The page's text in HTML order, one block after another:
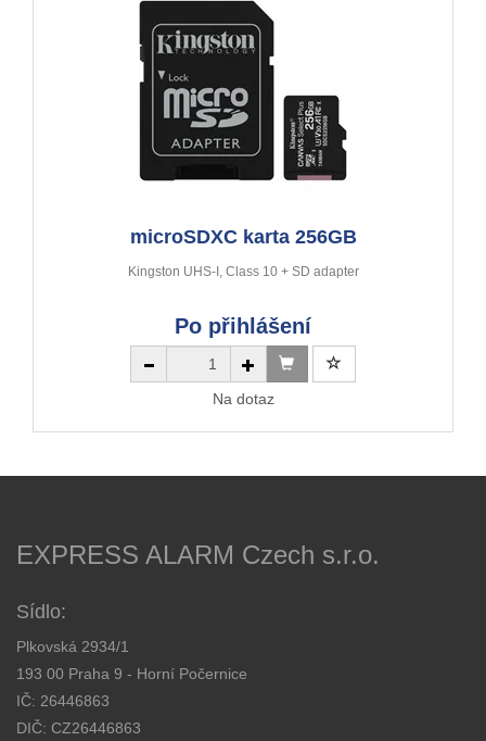
microSDXC karta 256GB
Kingston UHS-I, Class 10 + SD adapter
Po přihlášení
Na dotaz
EXPRESS ALARM Czech s.r.o.
Sídlo:
Plkovská 2934/1
193 00 Praha 9 - Horní Počernice
IČ: 26446863
DIČ: CZ26446863